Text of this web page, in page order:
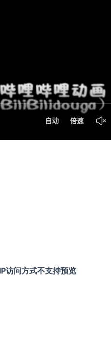
访问方式不支持预览